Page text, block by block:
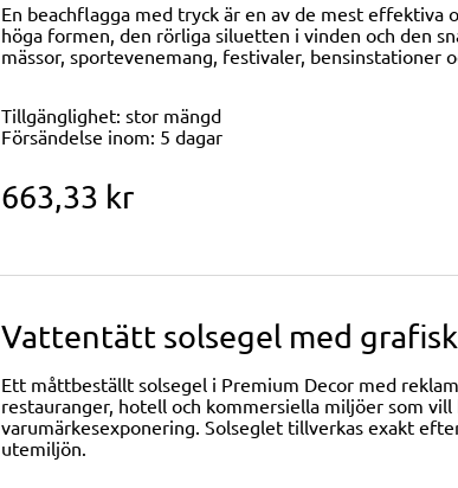
En beachflagga med tryck är en av de mest
höga formen, den rörliga siluetten i vinden och den
mässor, sportevenemang, festivaler, bensinstationer
Tillgänglighet: stor mängd
Försändelse inom: 5 dagar
663,33 kr
Vattentätt solsegel med grafisk
Ett måttbeställt solsegel i Premium Decor med
restauranger, hotell och kommersiella miljöer som
varumärkesexponering. Solseglet tillverkas exakt
utemiljön.